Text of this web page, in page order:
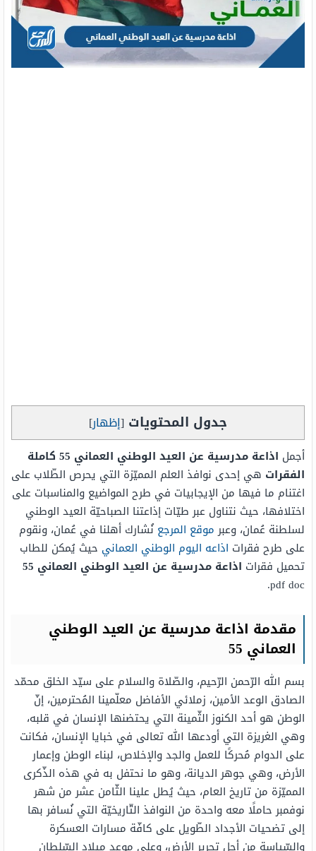
جدول المحتويات [إظهار]
أجمل
اذاعة مدرسية عن العيد الوطني العماني 55 كاملة
الفقرات هي إحدى نوافذ العلم المميّزة التي يحرص الطّلاب على
اغتنام ما فيها من الإيجابيات في طرح المواضيع والمناسبات على
اختلافها، حيث نتناول عبر طيّات إذاعتنا الصباحيّة العيد الوطني
لسلطنة عُمان، وعبرموقع المرجع نُشارك أهلنا في عُمان، ونقوم
على طرح فقرات اذاعه اليوم الوطني العماني حيث يُمكن للطاب
تحميل فقرات اذاعة مدرسية عن العيد الوطني العماني 55
pdf doc.
مقدمة اذاعة مدرسية عن العيد الوطني
العماني 55
بسم الله الرّحمن الرّحيم، والصّلاة والسلام على سيّد الخلق محمّد
الصادق الوعد الأمين، زملائي الأفاضل معلّمينا المُحترمين، إنّ
الوطن هو أحد الكنوز الثّمينة التي يحتضنها الإنسان في قلبه،
وهي الغريزة التي أودعها الله تعالى في خبايا الإنسان، فكانت
على الدوام مُحركًا للعمل والجد والإخلاص، لبناء الوطن وإعمار
الأرض، وهي جوهر الديانة، وهو ما نحتفل به في هذه الذّكرى
المميّزة من تاريخ العام، حيث يُطل علينا الثّامن عشر من شهر
نوفمبر حاملًا معه واحدة من النوافذ التّاريخيّة التي نُسافر بها
إلى تضحيات الأجداد الطّويل على كافّة مسارات العسكرة
والسّياسة من أجل تحرير الأرض، وعلى موعد ميلاد السّلطان